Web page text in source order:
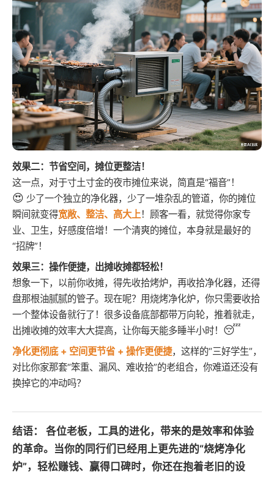
效果二：节省空间，摊位更整洁！
这一点，对于寸土寸金的夜市摊位来说，简直是“福音”！
😍 少了一个独立的净化器，少了一堆杂乱的管道，你的摊位
瞬间就变得宽敞、整洁、高大上！顾客一看，就觉得你家专
业、卫生，好感度倍增！一个清爽的摊位，本身就是最好的
“招牌”！
效果三：操作便捷，出摊收摊都轻松！
想象一下，以前你收摊，得先收拾烤炉，再收拾净化器，还得
盘那根油腻腻的管子。现在呢？用烧烤净化炉，你只需要收拾
一个整体设备就行了！很多设备底部都带万向轮，推着就走，
出摊收摊的效率大大提高，让你每天能多睡半小时！ 😴
净化更彻底 + 空间更节省 + 操作更便捷，这样的“三好学生”，
对比你家那套“笨重、漏风、难收拾”的老组合，你难道还没有
换掉它的冲动吗？
结语：
各位老板，工具的进化，带来的是效率和体验
的革命。当你的同行们已经用上更先进的“烧烤净化
炉”，轻松赚钱、赢得口碑时，你还在抱着老旧的设